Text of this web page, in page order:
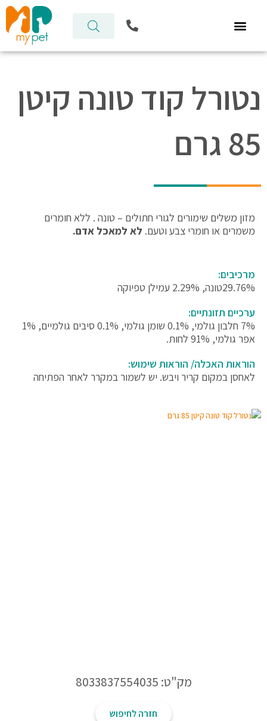
n
a
l
t
נטורל קוד טונה קיטן
85 גרם
מזון משלים שימורים לגורי חתולים – טונה . ללא חומרים
משמרים או חומרי צבע וטעם. לא למאכל אדם.
מרכיבים:
29.76%טונה, 2.29% עמילן טפיוקה
ערכיים תזונתיים:
7% חלבון גולמי, 0.1% שומן גולמי, 0.1% סיבים גולמיים, 1%
אפר גולמי, 91% לחות.
הוראות האכלה/ הוראות שימוש:
לאחסן במקום קריר ויבש. יש לשמור במקרר לאחר הפתיחה
מק"ט: 8033837554035
חזרה לחיפוש